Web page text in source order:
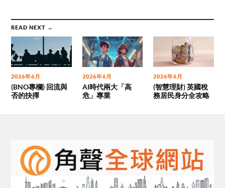
READ NEXT →
2026年6月
(BNO專欄) 回流與
否的抉擇
2026年6月
AI時代兩大「高
危」專業
2026年6月
(智慧理財) 英國稅
務居民身分全攻略